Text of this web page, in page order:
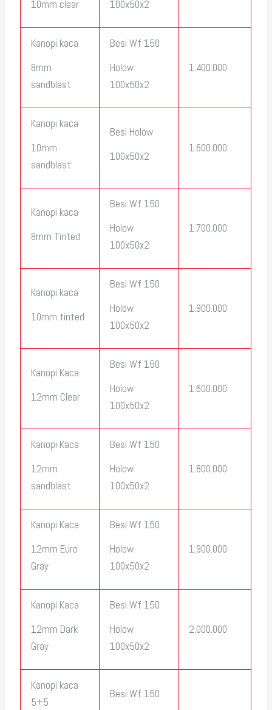
10mm clear
100x50x2
Kanopi kaca
8mm
sandblast
Besi Wf 150
Holow
100x50x2
1.400.000
Kanopi kaca
10mm
sandblast
Besi Holow
100x50x2
1.600.000
Kanopi kaca
8mm Tinted
Besi Wf 150
Holow
100x50x2
1.700.000
Kanopi kaca
10mm tinted
Besi Wf 150
Holow
100x50x2
1.900.000
Kanopi Kaca
12mm Clear
Besi Wf 150
Holow
100x50x2
1.600.000
Kanopi Kaca
12mm
sandblast
Besi Wf 150
Holow
100x50x2
1.800.000
Kanopi Kaca
12mm Euro
Gray
Besi Wf 150
Holow
100x50x2
1.900.000
Kanopi Kaca
12mm Dark
Gray
Besi Wf 150
Holow
100x50x2
2.000.000
Kanopi kaca
5+5
Besi Wf 150